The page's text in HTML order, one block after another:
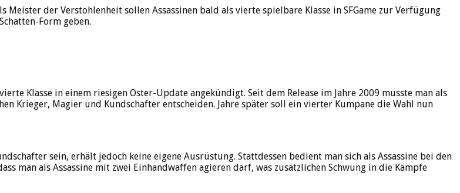
der Verstohlenheit sollen Assassinen bald als vierte spielbare Klasse in SFGame zur Verfügung
Form geben.
Klasse in einem riesigen Oster-Update angekündigt. Seit dem Release im Jahre 2009 musste man als
Krieger, Magier und Kundschafter entscheiden. Jahre später soll ein vierter Kumpane die Wahl nun
sein, erhält jedoch keine eigene Ausrüstung. Stattdessen bedient man sich als Assassine bei den
man als Assassine mit zwei Einhandwaffen agieren darf, was zusätzlichen Schwung in die Kämpfe